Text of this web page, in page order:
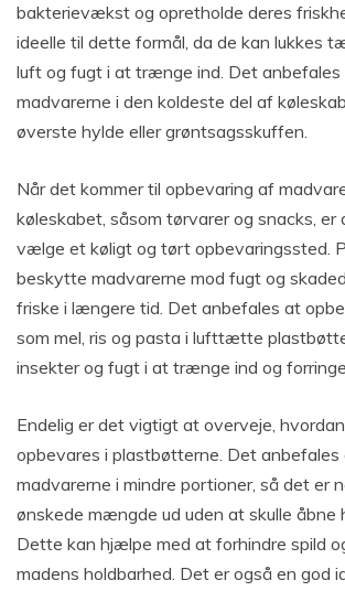
bakterievækst og opretholde deres
ideelle til dette formål, da de kan lukkes
luft og fugt i at trænge ind. Det anbefales
madvarerne i den koldeste del af
øverste hylde eller grøntsagsskuffen.
Når det kommer til opbevaring af
køleskabet, såsom tørvarer og snacks,
vælge et køligt og tørt opbevaringssted.
beskytte madvarerne mod fugt og
friske i længere tid. Det anbefales at
som mel, ris og pasta i lufttætte
insekter og fugt i at trænge ind og
Endelig er det vigtigt at overveje,
opbevares i plastbøtterne. Det anbefales
madvarerne i mindre portioner, så det er
ønskede mængde ud uden at skulle åbne
Dette kan hjælpe med at forhindre spild
madens holdbarhed. Det er også en god